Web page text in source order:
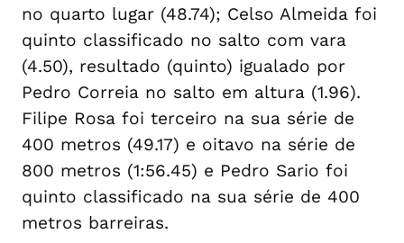
no quarto lugar (48.74); Celso Almeida foi
quinto classificado no salto com vara
(4.50), resultado (quinto) igualado por
Pedro Correia no salto em altura (1.96).
Filipe Rosa foi terceiro na sua série de
400 metros (49.17) e oitavo na série de
800 metros (1:56.45) e Pedro Sario foi
quinto classificado na sua série de 400
metros barreiras.